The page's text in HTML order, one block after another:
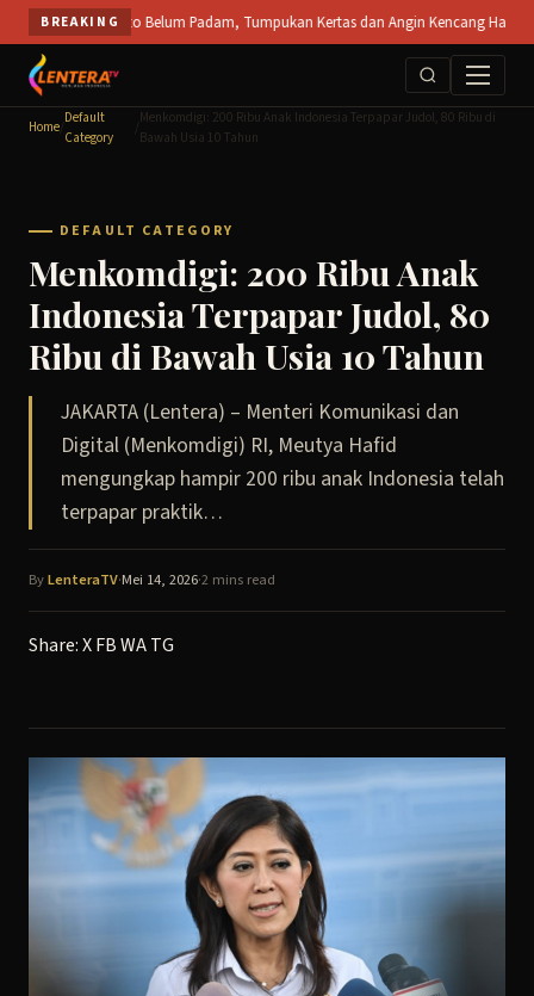
Skip
to
content
BREAKING
SPS Mojokerto Belum Padam, Tumpukan Kertas dan Angin Kencang Hambat
Home
Default
Category
Menkomdigi: 200 Ribu Anak Indonesia Terpapar Judol, 80 Ribu di
Bawah Usia 10 Tahun
DEFAULT CATEGORY
Menkomdigi: 200 Ribu Anak
Indonesia Terpapar Judol, 80
Ribu di Bawah Usia 10 Tahun
JAKARTA (Lentera) – Menteri Komunikasi dan
Digital (Menkomdigi) RI, Meutya Hafid
mengungkap hampir 200 ribu anak Indonesia telah
terpapar praktik…
ByLenteraTV·Mei 14, 2026·2 mins read
Share:XFBWATG